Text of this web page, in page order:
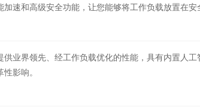
速和高级安全功能，让您能够将工作负载放置在安
业界领先、经工作负载优化的性能，具有内置人工
影响。